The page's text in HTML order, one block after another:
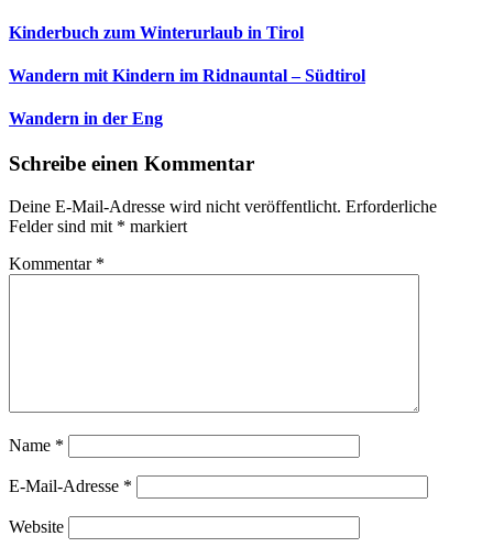
Kinderbuch zum Winterurlaub in Tirol
Wandern mit Kindern im Ridnauntal – Südtirol
Wandern in der Eng
Schreibe einen Kommentar
Deine E-Mail-Adresse wird nicht veröffentlicht. Erforderliche
Felder sind mit * markiert
Kommentar *
Name *
E-Mail-Adresse *
Website